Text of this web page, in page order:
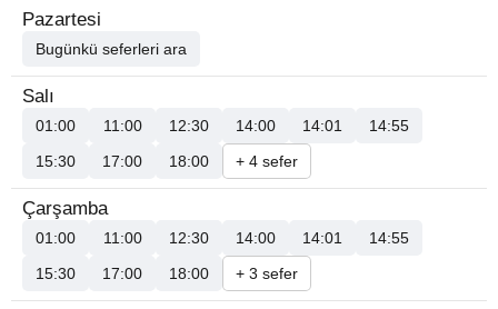
Pazartesi
Bugünkü seferleri ara
Salı
01:00 11:00 12:30 14:00 14:01
14:55
15:30
17:00 18:00 + 4 sefer
Çarşamba
01:00 11:00 12:30 14:00 14:01
14:55
15:30
17:00 18:00 + 3 sefer